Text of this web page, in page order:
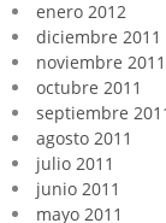
enero 2012
diciembre 2011
noviembre 2011
octubre 2011
septiembre
agosto 2011
julio 2011
junio 2011
mayo 2011